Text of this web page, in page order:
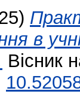
в
Вісник